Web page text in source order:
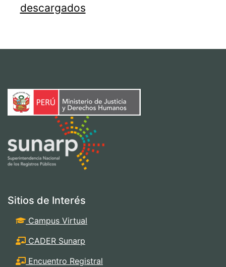
descargados
Sitios de Interés
Campus Virtual
CADER Sunarp
Encuentro Registral